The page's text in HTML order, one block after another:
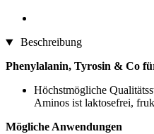
Beschreibung
Phenylalanin, Tyrosin & Co
Höchstmögliche
Aminos ist laktosefrei,
Mögliche Anwendungen